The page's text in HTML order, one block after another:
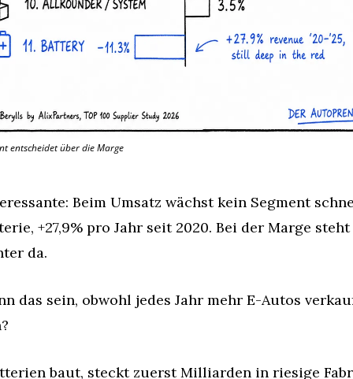
entscheidet über die Marge
Beim Umsatz wächst kein Segment
+27,9% pro Jahr seit 2020. Bei der Marge
da.
das sein, obwohl jedes Jahr mehr E-Autos
baut, steckt zuerst Milliarden in riesige